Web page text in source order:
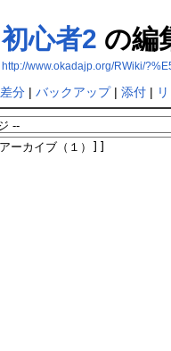
初心者2 の編
http://www.okadajp.org/RWiki/
差分| バックアップ| 添付|